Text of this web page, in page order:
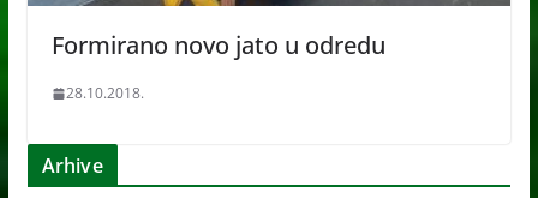
Formirano novo jato u odredu
28.10.2018.
Arhive